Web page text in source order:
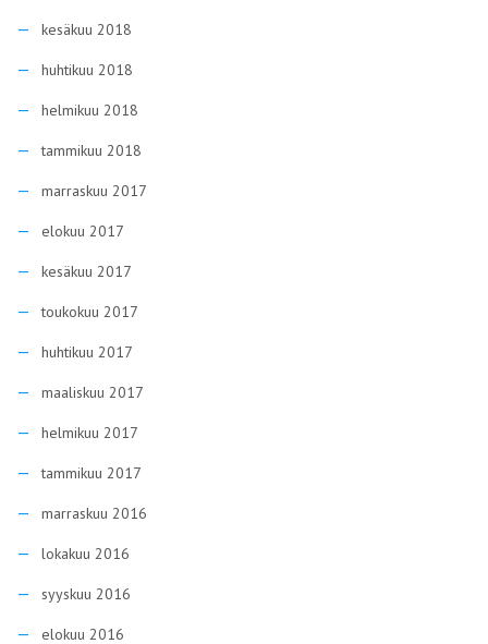
kesäkuu 2018
huhtikuu 2018
helmikuu 2018
tammikuu 2018
marraskuu 2017
elokuu 2017
kesäkuu 2017
toukokuu 2017
huhtikuu 2017
maaliskuu 2017
helmikuu 2017
tammikuu 2017
marraskuu 2016
lokakuu 2016
syyskuu 2016
elokuu 2016